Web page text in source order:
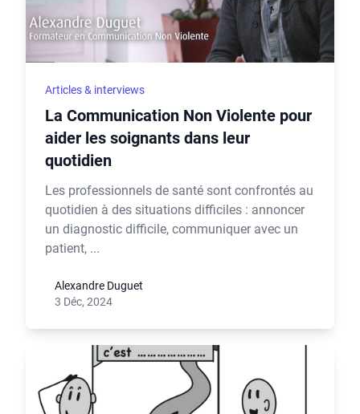
Articles & interviews
La Communication Non Violente pour
aider les soignants dans leur
quotidien
Les professionnels de santé sont confrontés au
quotidien à des situations difficiles : annoncer
un diagnostic difficile, communiquer avec un
patient, ...
Alexandre Duguet
3 Déc, 2024